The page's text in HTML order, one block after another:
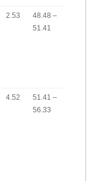
2.53
48.48 –
51.41
4.52
51.41 –
56.33